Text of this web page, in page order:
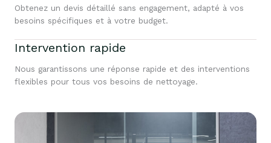
Obtenez un devis détaillé sans engagement, adapté à vos
besoins spécifiques et à votre budget.
Intervention rapide
Nous garantissons une réponse rapide et des interventions
flexibles pour tous vos besoins de nettoyage.